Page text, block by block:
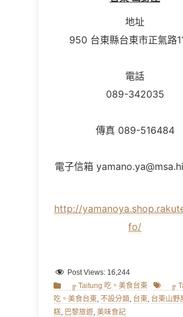
地址
950 台東縣台東市正氣路
電話
089-342035
傳真 089-516484
電子信箱
http://
fo/
Post Views: 16,244
Categories
╔ Taitung 吃。美食台東 Tags ╔
吃。美食台東, 不設分類, 台東, 台東山野
糕, 巴黎旅遊, 美味食記